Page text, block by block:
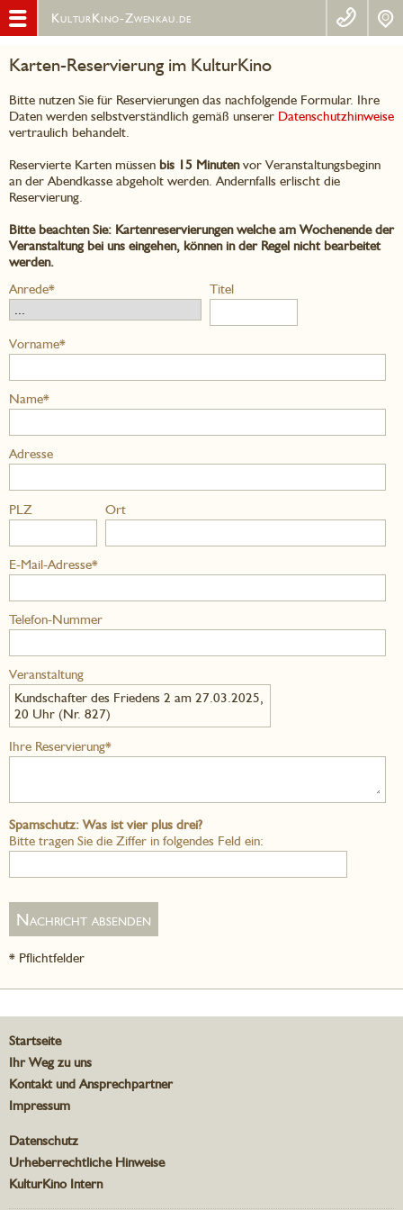
KulturKino-Zwenkau.de
Karten-Reservierung im KulturKino
Bitte nutzen Sie für Reservierungen das nachfolgende Formular. Ihre
Daten werden selbstverständlich gemäß unserer Datenschutzhinweise
vertraulich behandelt.
Reservierte Karten müssen bis 15 Minutenvor Veranstaltungsbeginn
an der Abendkasse abgeholt werden. Andernfalls erlischt die
Reservierung.
Bitte beachten Sie: Kartenreservierungen welche am Wochenende der
Veranstaltung bei uns eingehen, können in der Regel nicht bearbeitet
werden.
Anrede*
Titel
Vorname*
Name*
Adresse
PLZ Ort
E-Mail-Adresse*
Telefon-Nummer
Veranstaltung
Kundschafter des Friedens 2 am 27.03.2025,
20 Uhr (Nr. 827)
Ihre Reservierung*
Spamschutz: Was ist vier plus drei?
Bitte tragen Sie die Ziffer in folgendes Feld ein:
* Pflichtfelder
Startseite
Ihr Weg zu uns
Kontakt und Ansprechpartner
Impressum
Datenschutz
Urheberrechtliche Hinweise
KulturKino Intern